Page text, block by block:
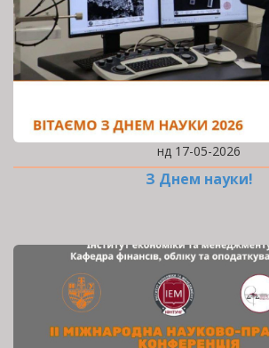
нд 17-05-2026
З Днем науки!